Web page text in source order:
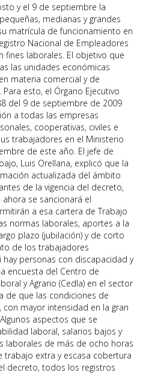
y el 9 de septiembre la
medianas y grandes
matrícula de funcionamiento en
Nacional de Empleadores
fines laborales. El objetivo que
las unidades económicas
materia comercial y de
esto, el Órgano Ejecutivo
del 9 de septiembre de 2009
a todas las empresas
cooperativas, civiles e
trabajadores en el Ministerio
de este año. El jefe de
Luis Orellana, explicó que la
actualizada del ámbito
de la vigencia del decreto,
se sancionará el
a esa cartera de Trabajo
normas laborales, aportes a la
plazo (jubilación) y de corto
de los trabajadores
hay personas con discapacidad y
encuesta del Centro de
y Agrario (Cedla) en el sector
de que las condiciones de
mayor intensidad en la gran
aspectos que se
laboral, salarios bajos y
laborales de más de ocho horas
trabajo extra y escasa cobertura
decreto, todos los registros